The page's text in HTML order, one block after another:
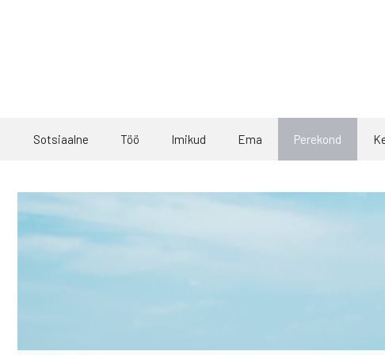
Sotsiaalne Töö Imikud Ema Perekond